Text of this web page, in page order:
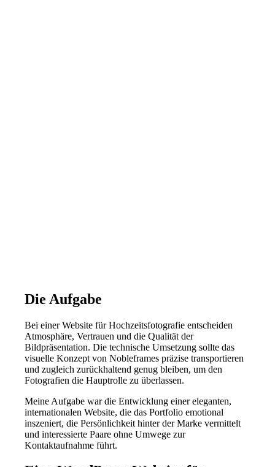
Die Aufgabe
Bei einer Website für Hochzeitsfotografie entscheiden
Atmosphäre, Vertrauen und die Qualität der
Bildpräsentation. Die technische Umsetzung sollte das
visuelle Konzept von Nobleframes präzise transportieren
und zugleich zurückhaltend genug bleiben, um den
Fotografien die Hauptrolle zu überlassen.
Meine Aufgabe war die Entwicklung einer eleganten,
internationalen Website, die das Portfolio emotional
inszeniert, die Persönlichkeit hinter der Marke vermittelt
und interessierte Paare ohne Umwege zur
Kontaktaufnahme führt.